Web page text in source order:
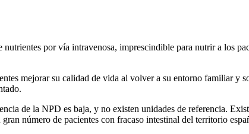
por vía intravenosa, imprescindible para nutrir a los
mejorar su calidad de vida al volver a su entorno familiar y
de la NPD es baja, y no existen unidades de referencia.
número de pacientes con fracaso intestinal del territorio